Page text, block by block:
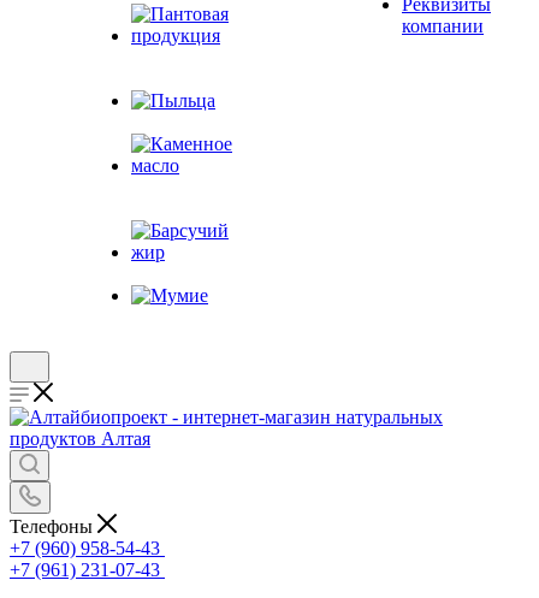
Реквизиты
компании
Телефоны
+7 (960) 958-54-43
+7 (961) 231-07-43